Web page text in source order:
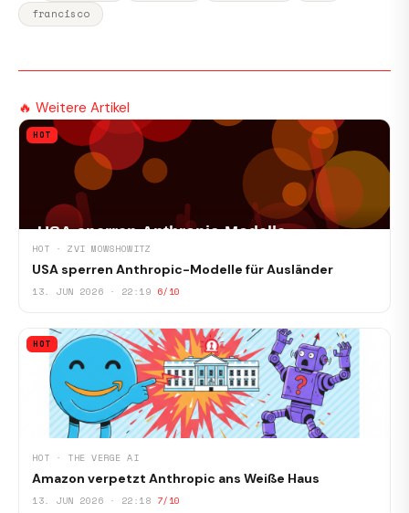
francisco
🔥 Weitere Artikel
HOT
HOT · ZVI MOWSHOWITZ
USA sperren Anthropic-Modelle für Ausländer
13. JUN 2026 · 22:19 6/10
HOT
HOT · THE VERGE AI
Amazon verpetzt Anthropic ans Weiße Haus
13. JUN 2026 · 22:18 7/10